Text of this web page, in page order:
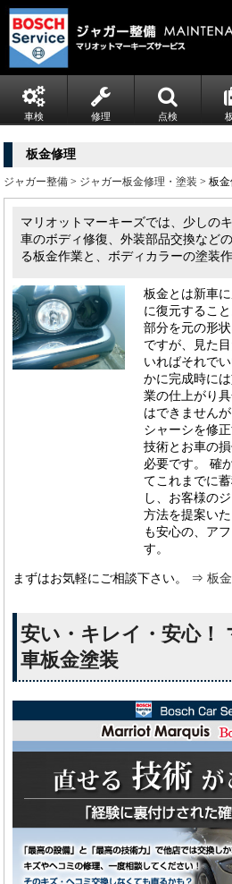
車検 修理 点検
板金修理
ジャガー整備 > ジャガー板金修理・塗装 > 板金
マリオットマーキーズでは、少しの
車のボディ修復、外装部品交換など
る板金作業と、ボディカラーの塗装
板金とは新車
に復元するこ
部分を元の形
ですが、見た
いればそれで
かに完成時に
業の仕上がり
はできません
シャーシを修
技術とお車の
必要です。 確
てこれまでに
し、お客様の
方法を提案い
も安心の、ア
す。
まずはお気軽にご相談下さい。 ⇒板
安い・キレイ・安心！
車板金塗装